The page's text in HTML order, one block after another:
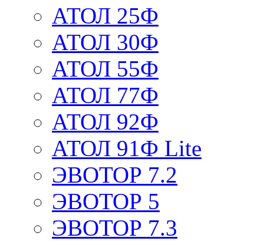
АТОЛ 25Ф
АТОЛ 30Ф
АТОЛ 55Ф
АТОЛ 77Ф
АТОЛ 92Ф
АТОЛ 91Ф Lite
ЭВОТОР 7.2
ЭВОТОР 5
ЭВОТОР 7.3